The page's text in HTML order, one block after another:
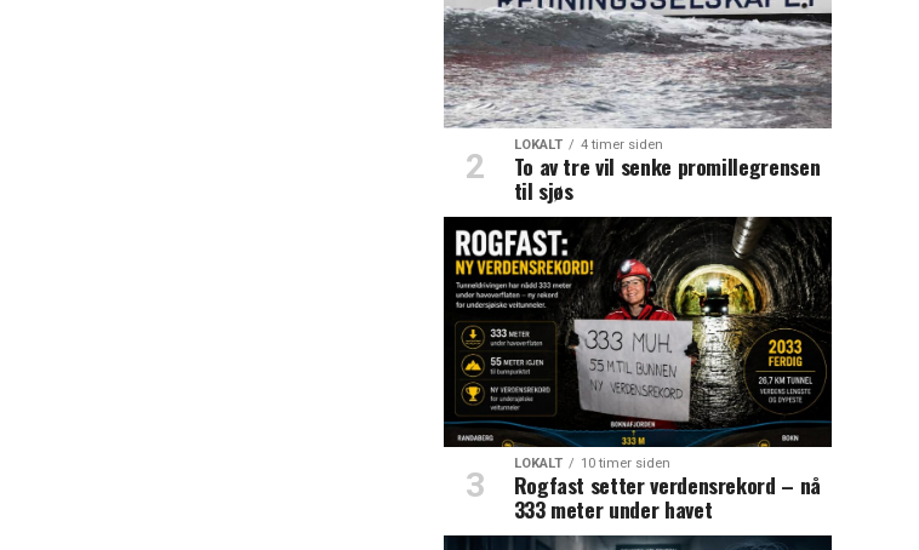
LOKALT 4 timer siden
To av tre vil senke promillegrensen
til sjøs
LOKALT 10 timer siden
Rogfast setter verdensrekord – nå
333 meter under havet